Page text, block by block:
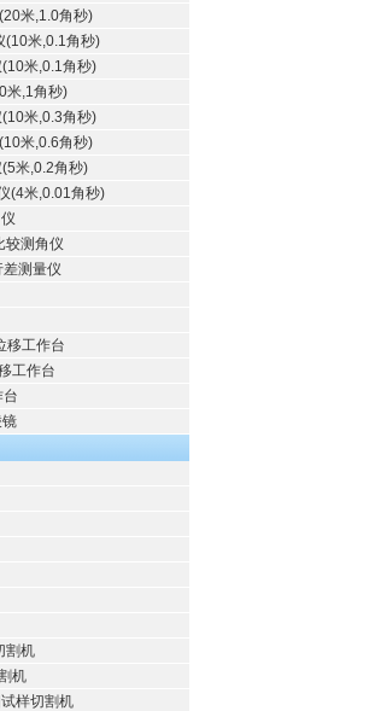
米,1.0角秒)
(10米,0.1角秒)
米,0.1角秒)
米,1角秒)
米,0.3角秒)
米,0.6角秒)
米,0.2角秒)
(4米,0.01角秒)
较测角仪
测量仪
移工作台
工作台
割机
机
样切割机